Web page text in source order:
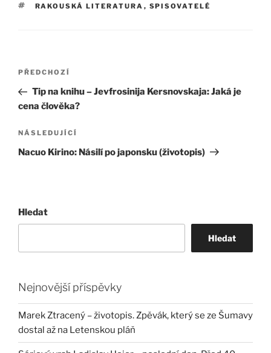
ŠTÍTKY
RAKOUSKÁ LITERATURA , SPISOVATELÉ
Navigace
příspěvek
Předchozí
příspěvek
PŘEDCHOZÍ
Tip na knihu – Jevfrosinija Kersnovskaja: Jaká je
cena člověka?
Následující
příspěvek
NÁSLEDUJÍCÍ
Nacuo Kirino: Násilí po japonsku (životopis)
Hledat
Hledat
Nejnovější příspěvky
Marek Ztracený – životopis. Zpěvák, který se ze Šumavy
dostal až na Letenskou pláň